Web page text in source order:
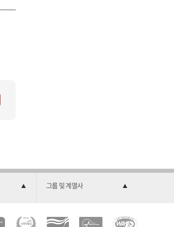
그룹 및 계열사
소 2 한 과